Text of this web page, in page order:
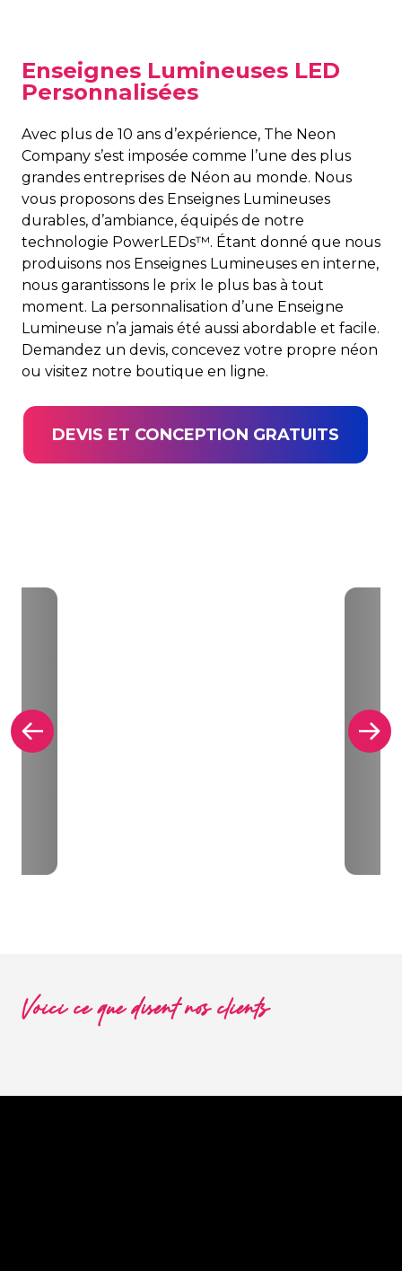
Enseignes Lumineuses LED
Personnalisées
Avec plus de 10 ans d’expérience, The Neon
Company s’est imposée comme l’une des plus
grandes entreprises de Néon au monde. Nous
vous proposons des Enseignes Lumineuses
durables, d’ambiance, équipés de notre
technologie PowerLEDs™. Étant donné que nous
produisons nos Enseignes Lumineuses en interne,
nous garantissons le prix le plus bas à tout
moment. La personnalisation d’une Enseigne
Lumineuse n’a jamais été aussi abordable et facile.
Demandez un devis, concevez votre propre néon
ou visitez notre boutique en ligne.
DEVIS ET CONCEPTION GRATUITS
Voici ce que disent nos clients